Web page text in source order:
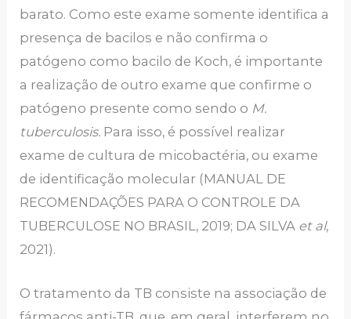
barato. Como este exame somente identifica a
presença de bacilos e não confirma o
patógeno como bacilo de Koch, é importante
a realização de outro exame que confirme o
patógeno presente como sendo o M.
tuberculosis. Para isso, é possível realizar
exame de cultura de micobactéria, ou exame
de identificação molecular (MANUAL DE
RECOMENDAÇÕES PARA O CONTROLE DA
TUBERCULOSE NO BRASIL, 2019; DA SILVA et al,
2021).
O tratamento da TB consiste na associação de